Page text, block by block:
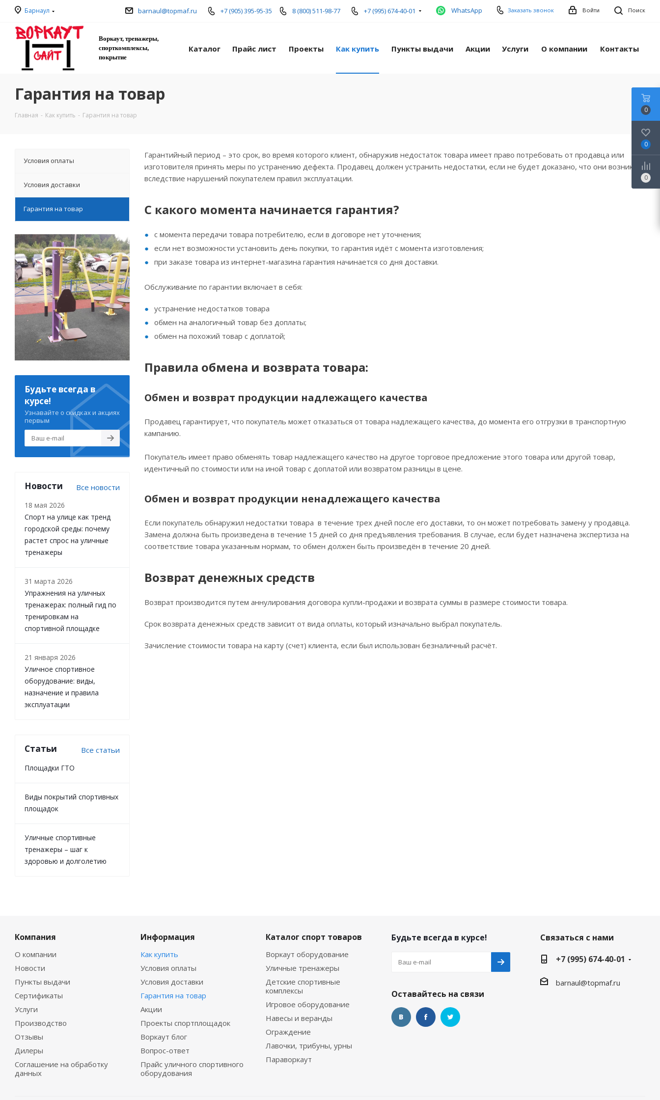
Барнаул Поиск
Войти
Заказать звонок
WhatsApp
+7 (995) 674-40-01
8 (800) 511-98-77
+7 (905) 395-95-35
barnaul@topmaf.ru
Воркаут, тренажеры,
спорткомплексы,
покрытие
Каталог Прайс лист Проекты Как купить Пункты выдачи Акции Услуги О компании Контакты
Гарантия на товар
Главная - Как купить - Гарантия на товар
Гарантийный период – это срок, во время которого клиент, обнаружив недостаток товара имеет право потребовать от продавца или
изготовителя принять меры по устранению дефекта. Продавец должен устранить недостатки, если не будет доказано, что они возникли
вследствие нарушений покупателем правил эксплуатации.
С какого момента начинается гарантия?
с момента передачи товара потребителю, если в договоре нет уточнения;
если нет возможности установить день покупки, то гарантия идёт с момента изготовления;
при заказе товара из интернет-магазина гарантия начинается со дня доставки.
Обслуживание по гарантии включает в себя:
устранение недостатков товара
обмен на аналогичный товар без доплаты;
обмен на похожий товар с доплатой;
Правила обмена и возврата товара:
Обмен и возврат продукции надлежащего качества
Продавец гарантирует, что покупатель может отказаться от товара надлежащего качества, до момента его отгрузки в транспортную
кампанию.
Покупатель имеет право обменять товар надлежащего качество на другое торговое предложение этого товара или другой товар,
идентичный по стоимости или на иной товар с доплатой или возвратом разницы в цене.
Обмен и возврат продукции ненадлежащего качества
Если покупатель обнаружил недостатки товара в течение трех дней после его доставки, то он может потребовать замену у продавца.
Замена должна быть произведена в течение 15 дней со дня предъявления требования. В случае, если будет назначена экспертиза на
соответствие товара указанным нормам, то обмен должен быть произведён в течение 20 дней.
Возврат денежных средств
Возврат производится путем аннулирования договора купли-продажи и возврата суммы в размере стоимости товара.
Срок возврата денежных средств зависит от вида оплаты, который изначально выбрал покупатель.
Зачисление стоимости товара на карту (счет) клиента, если был использован безналичный расчёт.
Условия оплаты
Условия доставки
Гарантия на товар
Будьте всегда в
курсе!
Узнавайте о скидках и акциях
первым
Новости Все новости
18 мая 2026
Спорт на улице как тренд
городской среды: почему
растет спрос на уличные
тренажеры
31 марта 2026
Упражнения на уличных
тренажерах: полный гид по
тренировкам на
спортивной площадке
21 января 2026
Уличное спортивное
оборудование: виды,
назначение и правила
эксплуатации
Статьи Все статьи
Площадки ГТО
Виды покрытий спортивных
площадок
Уличные спортивные
тренажеры – шаг к
здоровью и долголетию
Компания
О компании
Новости
Пункты выдачи
Сертификаты
Услуги
Производство
Отзывы
Дилеры
Соглашение на обработку
данных
Информация
Как купить
Условия оплаты
Условия доставки
Гарантия на товар
Акции
Проекты спортплощадок
Воркаут блог
Вопрос-ответ
Прайс уличного спортивного
оборудования
Каталог спорт товаров
Воркаут оборудование
Уличные тренажеры
Детские спортивные
комплексы
Игровое оборудование
Навесы и веранды
Ограждение
Лавочки, трибуны, урны
Параворкаут
Будьте всегда в курсе!
Оставайтесь на связи
Связаться с нами
+7 (995) 674-40-01
barnaul@topmaf.ru
0
0
0